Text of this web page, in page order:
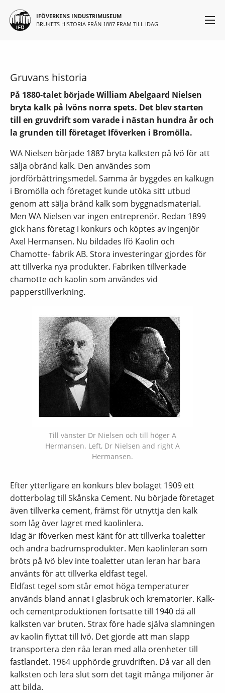
Huvudmeny
IFÖVERKENS INDUSTRIMUSEUM
BRUKETS HISTORIA FRÅN 1887 FRAM TILL IDAG
Gruvans historia
På 1880-talet började William Abelgaard Nielsen
bryta kalk på Ivöns norra spets. Det blev starten
till en gruvdrift som varade i nästan hundra år och
la grunden till företaget Iföverken i Bromölla.
WA Nielsen började 1887 bryta kalksten på Ivö för att
sälja obränd kalk. Den användes som
jordförbättringsmedel. Samma år byggdes en kalkugn
i Bromölla och företaget kunde utöka sitt utbud
genom att sälja bränd kalk som byggnadsmaterial.
Men WA Nielsen var ingen entreprenör. Redan 1899
gick hans företag i konkurs och köptes av ingenjör
Axel Hermansen. Nu bildades Ifö Kaolin och
Chamotte- fabrik AB. Stora investeringar gjordes för
att tillverka nya produkter. Fabriken tillverkade
chamotte och kaolin som användes vid
papperstillverkning.
Till vänster Dr Nielsen och till höger A
Hermansen. Left, Dr Nielsen and right A
Hermansen.
Efter ytterligare en konkurs blev bolaget 1909 ett
dotterbolag till Skånska Cement. Nu började företaget
även tillverka cement, främst för utnyttja den kalk
som låg över lagret med kaolinlera.
Idag är Iföverken mest känt för att tillverka toaletter
och andra badrumsprodukter. Men kaolinleran som
bröts på Ivö blev inte toaletter utan leran har bara
använts för att tillverka eldfast tegel.
Eldfast tegel som står emot höga temperaturer
används bland annat i glasbruk och krematorier. Kalk-
och cementproduktionen fortsatte till 1940 då all
kalksten var bruten. Strax före hade själva slamningen
av kaolin flyttat till Ivö. Det gjorde att man slapp
transportera den råa leran med alla orenheter till
fastlandet. 1964 upphörde gruvdriften. Då var all den
kalksten och lera slut som det tagit många miljoner år
att bilda.